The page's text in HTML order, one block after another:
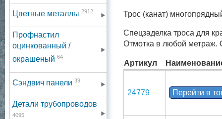
Цветные металлы 2912
Профнастил
оцинкованный /
окрашеный 64
Сэндвич панели 39
Детали трубопроводов
4095
Трос (канат)
Спецзаделка троса для
Отмотка в любой метраж.
Артикул
24779 Перейти в